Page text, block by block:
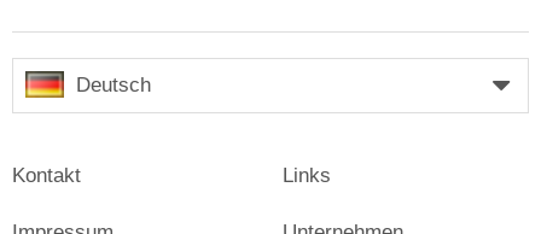
Deutsch
Kontakt Links